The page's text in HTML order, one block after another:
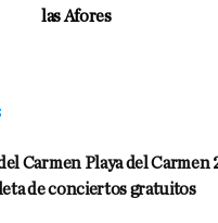
las Afores
Carmen Playa del Carmen
de conciertos gratuitos